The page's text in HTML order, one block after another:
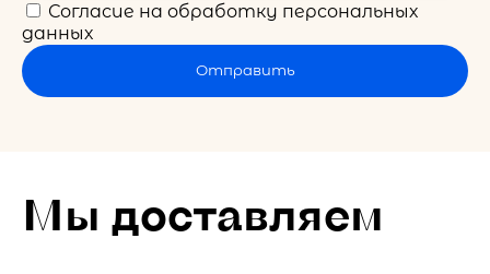
Согласие на обработку персональных
данных
Отправить
Мы доставляем